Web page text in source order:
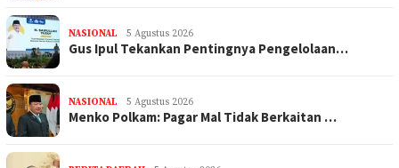
NASIONAL 5 Agustus 2026
Gus Ipul Tekankan Pentingnya Pengelolaan…
NASIONAL 5 Agustus 2026
Menko Polkam: Pagar Mal Tidak Berkaitan …